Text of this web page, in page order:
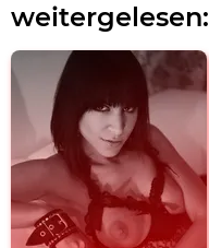
weitergelesen: